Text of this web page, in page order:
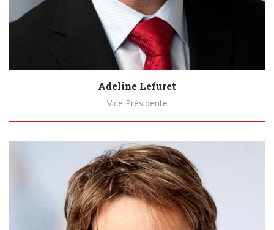
Adeline Lefuret
Vice Présidente
Biography